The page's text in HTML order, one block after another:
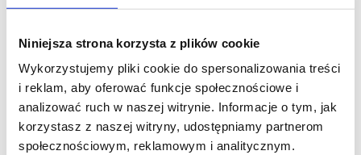
Niniejsza strona korzysta z plików cookie
Wykorzystujemy pliki cookie do spersonalizowania treści
i reklam, aby oferować funkcje społecznościowe i
analizować ruch w naszej witrynie. Informacje o tym, jak
korzystasz z naszej witryny, udostępniamy partnerom
społecznościowym, reklamowym i analitycznym.
SZKOLENIE POPRZEDZAJĄCE
PROMOCJA
TEAMS
Manage collaboration and
communication with Microsoft Teams